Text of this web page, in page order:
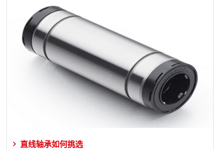
直线轴承如何挑选